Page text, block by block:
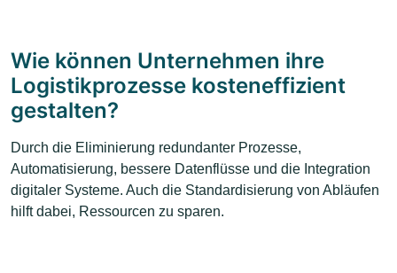
Wie können Unternehmen ihre
Logistikprozesse kosteneffizient
gestalten?
Durch die Eliminierung redundanter Prozesse,
Automatisierung, bessere Datenflüsse und die Integration
digitaler Systeme. Auch die Standardisierung von Abläufen
hilft dabei, Ressourcen zu sparen.